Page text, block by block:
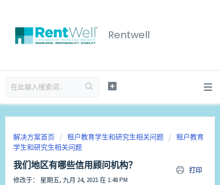
Rentwell
解决方案首页 租户教育学生和研究生相关问题
租户教育
学生和研究生相关问题
我们地区有哪些信用顾问机构？ 打印
修改于： 星期五, 九月 24, 2021 在 1:48 PM